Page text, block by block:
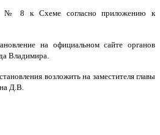
№ 8 к Схеме согласно приложению к
на официальном сайте органов
Владимира.
возложить на заместителя главы
Д.В.